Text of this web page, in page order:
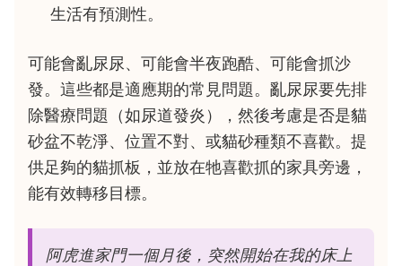
生活有預測性。
可能會亂尿尿、可能會半夜跑酷、可能會抓沙
發。這些都是適應期的常見問題。亂尿尿要先排
除醫療問題（如尿道發炎），然後考慮是否是貓
砂盆不乾淨、位置不對、或貓砂種類不喜歡。提
供足夠的貓抓板，並放在牠喜歡抓的家具旁邊，
能有效轉移目標。
阿虎進家門一個月後，突然開始在我的床上